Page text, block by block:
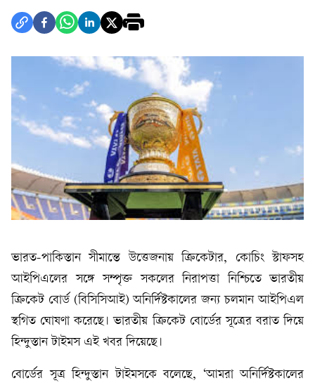
ভারত-পাকিস্তান সীমান্তে উত্তেজনায় ক্রিকেটার, কোচিং স্টাফসহ
আইপিএলের সঙ্গে সম্পৃক্ত সকলের নিরাপত্তা নিশ্চিতে ভারতীয়
ক্রিকেট বোর্ড (বিসিসিআই) অনির্দিষ্টকালের জন্য চলমান আইপিএল
স্থগিত ঘোষণা করেছে। ভারতীয় ক্রিকেট বোর্ডের সূত্রের বরাত দিয়ে
হিন্দুস্তান টাইমস এই খবর দিয়েছে।
বোর্ডের সূত্র হিন্দুস্তান টাইমসকে বলেছে, ‘আমরা অনির্দিষ্টকালের